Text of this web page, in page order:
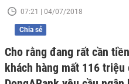
07:21 | 04/07/2018
Chia sẻ
Cho rằng đang rất cần
khách hàng mất 116